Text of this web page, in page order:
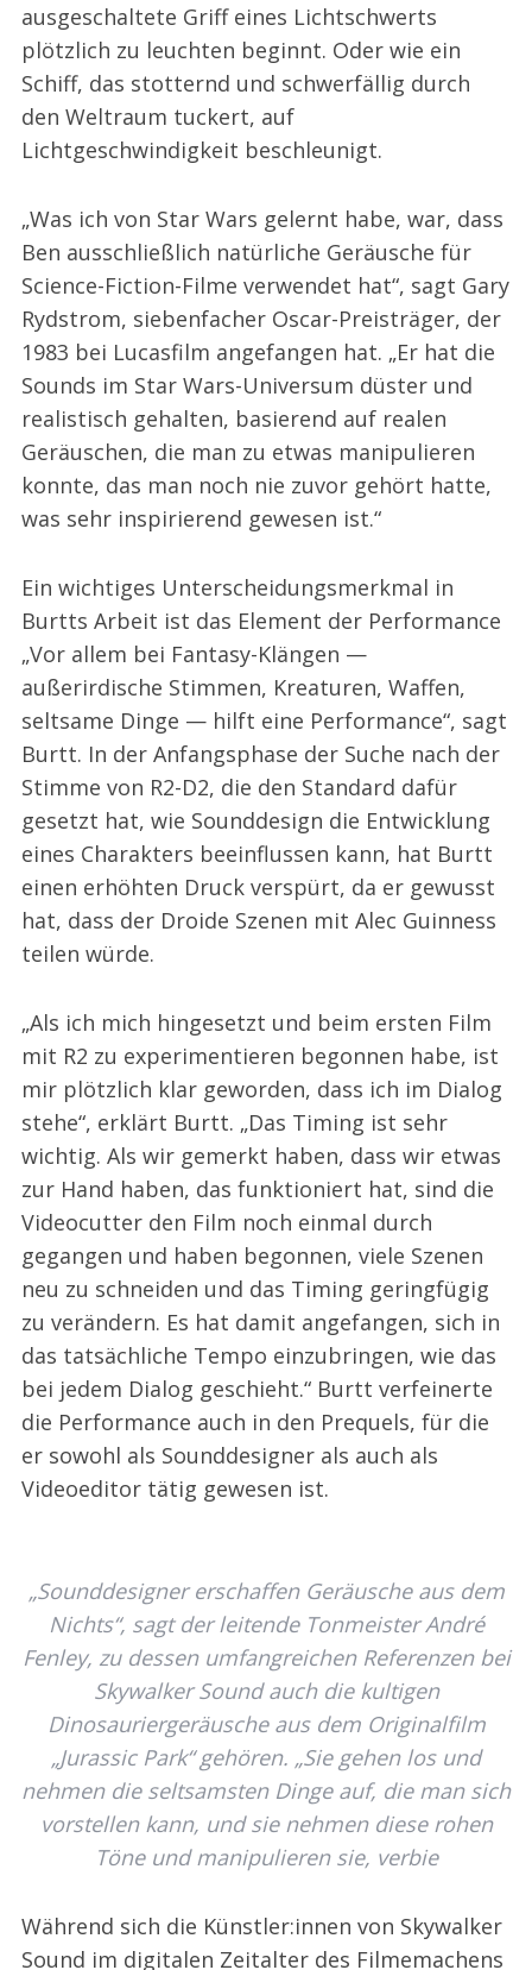
ausgeschaltete Griff eines Lichtschwerts
plötzlich zu leuchten beginnt. Oder wie ein
Schiff, das stotternd und schwerfällig durch
den Weltraum tuckert, auf
Lichtgeschwindigkeit beschleunigt.
„Was ich von Star Wars gelernt habe, war, dass
Ben ausschließlich natürliche Geräusche für
Science-Fiction-Filme verwendet hat“, sagt Gary
Rydstrom, siebenfacher Oscar-Preisträger, der
1983 bei Lucasfilm angefangen hat. „Er hat die
Sounds im Star Wars-Universum düster und
realistisch gehalten, basierend auf realen
Geräuschen, die man zu etwas manipulieren
konnte, das man noch nie zuvor gehört hatte,
was sehr inspirierend gewesen ist.“
Ein wichtiges Unterscheidungsmerkmal in
Burtts Arbeit ist das Element der Performance
„Vor allem bei Fantasy-Klängen —
außerirdische Stimmen, Kreaturen, Waffen,
seltsame Dinge — hilft eine Performance“, sagt
Burtt. In der Anfangsphase der Suche nach der
Stimme von R2-D2, die den Standard dafür
gesetzt hat, wie Sounddesign die Entwicklung
eines Charakters beeinflussen kann, hat Burtt
einen erhöhten Druck verspürt, da er gewusst
hat, dass der Droide Szenen mit Alec Guinness
teilen würde.
„Als ich mich hingesetzt und beim ersten Film
mit R2 zu experimentieren begonnen habe, ist
mir plötzlich klar geworden, dass ich im Dialog
stehe“, erklärt Burtt. „Das Timing ist sehr
wichtig. Als wir gemerkt haben, dass wir etwas
zur Hand haben, das funktioniert hat, sind die
Videocutter den Film noch einmal durch
gegangen und haben begonnen, viele Szenen
neu zu schneiden und das Timing geringfügig
zu verändern. Es hat damit angefangen, sich in
das tatsächliche Tempo einzubringen, wie das
bei jedem Dialog geschieht.“ Burtt verfeinerte
die Performance auch in den Prequels, für die
er sowohl als Sounddesigner als auch als
Videoeditor tätig gewesen ist.
„Sounddesigner erschaffen Geräusche aus dem
Nichts“, sagt der leitende Tonmeister André
Fenley, zu dessen umfangreichen Referenzen bei
Skywalker Sound auch die kultigen
Dinosauriergeräusche aus dem Originalfilm
„Jurassic Park“ gehören. „Sie gehen los und
nehmen die seltsamsten Dinge auf, die man sich
vorstellen kann, und sie nehmen diese rohen
Töne und manipulieren sie, verbie
Während sich die Künstler:innen von Skywalker
Sound im digitalen Zeitalter des Filmemachens